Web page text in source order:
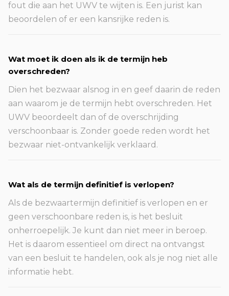
fout die aan het UWV te wijten is. Een jurist kan
beoordelen of er een kansrijke reden is.
Wat moet ik doen als ik de termijn heb
overschreden?
Dien het bezwaar alsnog in en geef daarin de reden
aan waarom je de termijn hebt overschreden. Het
UWV beoordeelt dan of de overschrijding
verschoonbaar is. Zonder goede reden wordt het
bezwaar niet-ontvankelijk verklaard.
Wat als de termijn definitief is verlopen?
Als de bezwaartermijn definitief is verlopen en er
geen verschoonbare reden is, is het besluit
onherroepelijk. Je kunt dan niet meer in beroep.
Het is daarom essentieel om direct na ontvangst
van een besluit te handelen, ook als je nog niet alle
informatie hebt.